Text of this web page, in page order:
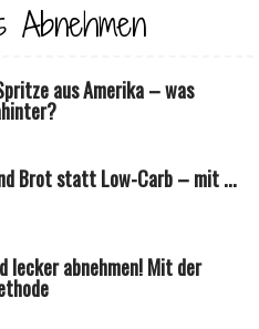
Abnehmen
aus Amerika – was
Brot statt Low-Carb – mit ...
lecker abnehmen! Mit der